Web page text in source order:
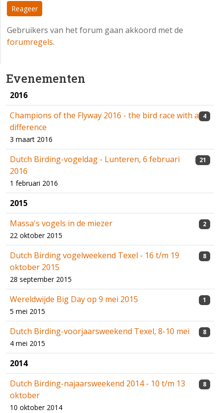
Evenementen
2016
Champions of the Flyway 2016 - the bird race with a
difference
3 maart 2016
4
Dutch Birding-vogeldag - Lunteren, 6 februari
2016
1 februari 2016
21
2015
Massa's vogels in de miezer
22 oktober 2015
2
Dutch Birding vogelweekend Texel - 16 t/m 19
oktober 2015
28 september 2015
8
Wereldwijde Big Day op 9 mei 2015
5 mei 2015
1
Dutch Birding-voorjaarsweekend Texel, 8-10 mei
4 mei 2015
8
2014
Dutch Birding-najaarsweekend 2014 - 10 t/m 13
oktober
10 oktober 2014
8
Reageer
Gebruikers van het forum gaan akkoord met de
forumregels.